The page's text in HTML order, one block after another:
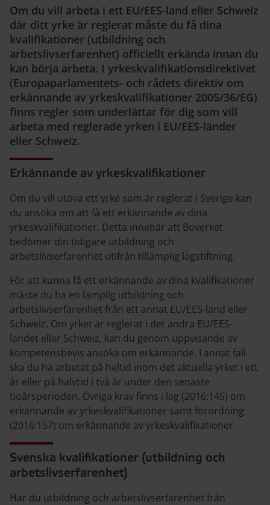
Om du vill arbeta i ett EU/EES-land eller Schweiz
där ditt yrke är reglerat måste du få dina
kvalifikationer (utbildning och
arbetslivserfarenhet) officiellt erkända innan du
kan börja arbeta. I yrkeskvalifikationsdirektivet
(Europaparlamentets- och rådets direktiv om
erkännande av yrkeskvalifikationer 2005/36/EG)
finns regler som underlättar för dig som vill
arbeta med reglerade yrken i EU/EES-länder
eller Schweiz.
Erkännande av yrkeskvalifikationer
Om du vill utöva ett yrke som är reglerat i Sverige kan
du ansöka om att få ett erkännande av dina
yrkeskvalifikationer. Detta innebär att Boverket
bedömer din tidigare utbildning och
arbetslivserfarenhet utifrån tillämplig lagstiftning.
För att kunna få ett erkännande av dina kvalifikationer
måste du ha en lämplig utbildning och
arbetslivserfarenhet från ett annat EU/EES-land eller
Schweiz. Om yrket är reglerat i det andra EU/EES-
landet eller Schweiz, kan du genom uppvisande av
kompetensbevis ansöka om erkännande. I annat fall
ska du ha arbetat på heltid inom det aktuella yrket i ett
år eller på halvtid i två år under den senaste
tioårsperioden. Övriga krav finns i lag (2016:145) om
erkännande av yrkeskvalifikationer samt förordning
(2016:157) om erkännande av yrkeskvalifikationer.
Svenska kvalifikationer (utbildning och
arbetslivserfarenhet)
Har du utbildning och arbetslivserfarenhet från